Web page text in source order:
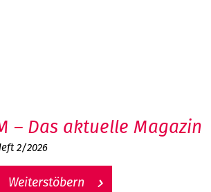
– Das aktuelle Magazin
2/2026
Weiterstöbern